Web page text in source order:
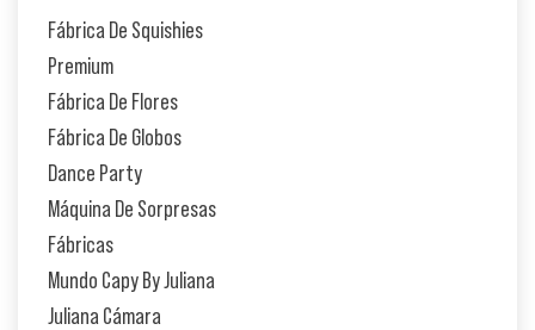
Fábrica De Squishies
Premium
Fábrica De Flores
Fábrica De Globos
Dance Party
Máquina De Sorpresas
Fábricas
Mundo Capy By Juliana
Juliana Cámara